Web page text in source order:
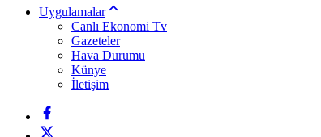
Uygulamalar
Canlı Ekonomi Tv
Gazeteler
Hava Durumu
Künye
İletişim